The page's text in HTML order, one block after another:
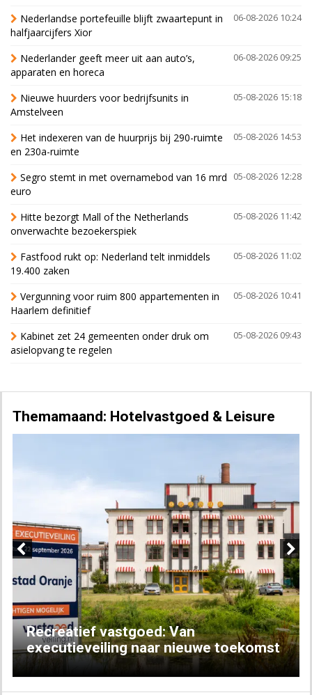
06-08-2026 10:24
Nederlandse portefeuille blijft zwaartepunt in
halfjaarcijfers Xior
06-08-2026 09:25
Nederlander geeft meer uit aan auto’s,
apparaten en horeca
05-08-2026 15:18
Nieuwe huurders voor bedrijfsunits in
Amstelveen
05-08-2026 14:53
Het indexeren van de huurprijs bij 290-ruimte
en 230a-ruimte
05-08-2026 12:28
Segro stemt in met overnamebod van 16 mrd
euro
05-08-2026 11:42
Hitte bezorgt Mall of the Netherlands
onverwachte bezoekerspiek
05-08-2026 11:02
Fastfood rukt op: Nederland telt inmiddels
19.400 zaken
05-08-2026 10:41
Vergunning voor ruim 800 appartementen in
Haarlem definitief
05-08-2026 09:43
Kabinet zet 24 gemeenten onder druk om
asielopvang te regelen
Themamaand: Hotelvastgoed & Leisure
Recreatief vastgoed: Van
executieveiling naar nieuwe toekomst
Next